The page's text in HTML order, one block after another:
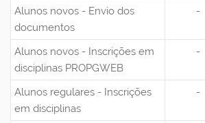
Alunos novos - Envio dos
documentos
-
Alunos novos - Inscrições em
disciplinas PROPGWEB
-
Alunos regulares - Inscrições
em disciplinas
-